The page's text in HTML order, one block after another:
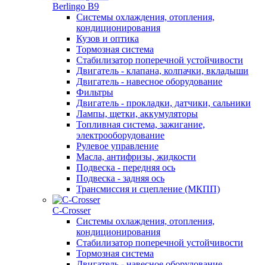
Berlingo B9
Системы охлаждения, отопления,
кондиционирования
Кузов и оптика
Тормозная система
Стабилизатор поперечной устойчивости
Двигатель - клапана, колпачки, вкладыши
Двигатель - навесное оборудование
Фильтры
Двигатель - прокладки, датчики, сальники
Лампы, щетки, аккумуляторы
Топливная система, зажигание,
электрооборудование
Рулевое управление
Масла, антифризы, жидкости
Подвеска - передняя ось
Подвеска - задняя ось
Трансмиссия и сцепление (МКПП)
С-Сrosser
Системы охлаждения, отопления,
кондиционирования
Стабилизатор поперечной устойчивости
Тормозная система